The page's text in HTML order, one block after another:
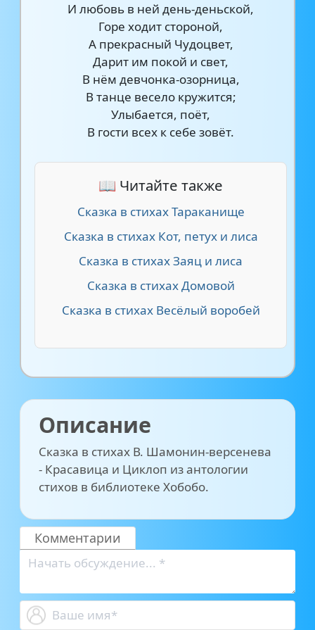
И любовь в ней день-деньской,
Горе ходит стороной,
А прекрасный Чудоцвет,
Дарит им покой и свет,
В нём девчонка-озорница,
В танце весело кружится;
Улыбается, поёт,
В гости всех к себе зовёт.
📖 Читайте также
Сказка в стихах Тараканище
Сказка в стихах Кот, петух и лиса
Сказка в стихах Заяц и лиса
Сказка в стихах Домовой
Сказка в стихах Весёлый воробей
Описание
Сказка в стихах В. Шамонин-версенева
- Красавица и Циклоп из антологии
стихов в библиотеке Хобобо.
Комментарии